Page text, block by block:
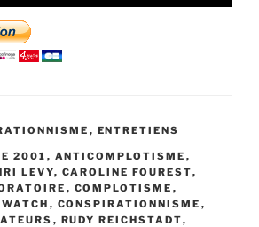
, ENTRETIENS
2001 , ANTICOMPLOTISME ,
LEVY, CAROLINE FOUREST,
, COMPLOTISME ,
, CONSPIRATIONNISME ,
, RUDY REICHSTADT,